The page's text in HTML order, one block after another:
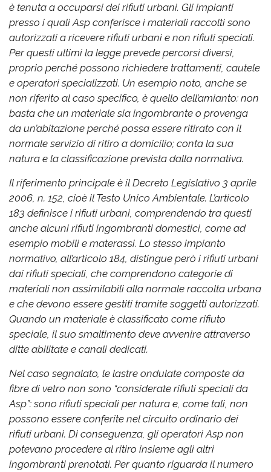
è tenuta a occuparsi dei rifiuti urbani. Gli impianti
presso i quali Asp conferisce i materiali raccolti sono
autorizzati a ricevere rifiuti urbani e non rifiuti speciali.
Per questi ultimi la legge prevede percorsi diversi,
proprio perché possono richiedere trattamenti, cautele
e operatori specializzati. Un esempio noto, anche se
non riferito al caso specifico, è quello dell’amianto: non
basta che un materiale sia ingombrante o provenga
da un’abitazione perché possa essere ritirato con il
normale servizio di ritiro a domicilio; conta la sua
natura e la classificazione prevista dalla normativa.
Il riferimento principale è il Decreto Legislativo 3 aprile
2006, n. 152, cioè il Testo Unico Ambientale. L’articolo
183 definisce i rifiuti urbani, comprendendo tra questi
anche alcuni rifiuti ingombranti domestici, come ad
esempio mobili e materassi. Lo stesso impianto
normativo, all’articolo 184, distingue però i rifiuti urbani
dai rifiuti speciali, che comprendono categorie di
materiali non assimilabili alla normale raccolta urbana
e che devono essere gestiti tramite soggetti autorizzati.
Quando un materiale è classificato come rifiuto
speciale, il suo smaltimento deve avvenire attraverso
ditte abilitate e canali dedicati.
Nel caso segnalato, le lastre ondulate composte da
fibre di vetro non sono “considerate rifiuti speciali da
Asp”: sono rifiuti speciali per natura e, come tali, non
possono essere conferite nel circuito ordinario dei
rifiuti urbani. Di conseguenza, gli operatori Asp non
potevano procedere al ritiro insieme agli altri
ingombranti prenotati. Per quanto riguarda il numero